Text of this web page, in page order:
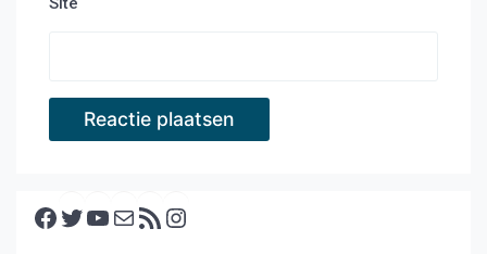
Facebook Twitter YouTube E-mail RSS feed